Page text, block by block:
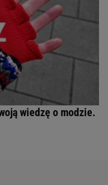
wiedzę o modzie.